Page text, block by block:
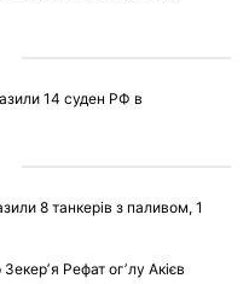
14 суден РФ в
8 танкерів з паливом, 1
Рефат огʼлу Акієв